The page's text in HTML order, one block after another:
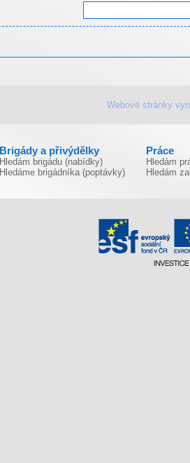
Webové stránky
Brigády a přivýdělky
Hledám brigádu (nabídky)
Hledáme brigádníka (poptávky)
Práce
Hledám
Hledám